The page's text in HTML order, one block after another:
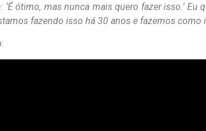
ótimo, mas nunca mais quero fazer isso.’
fazendo isso há 30 anos e fazemos como